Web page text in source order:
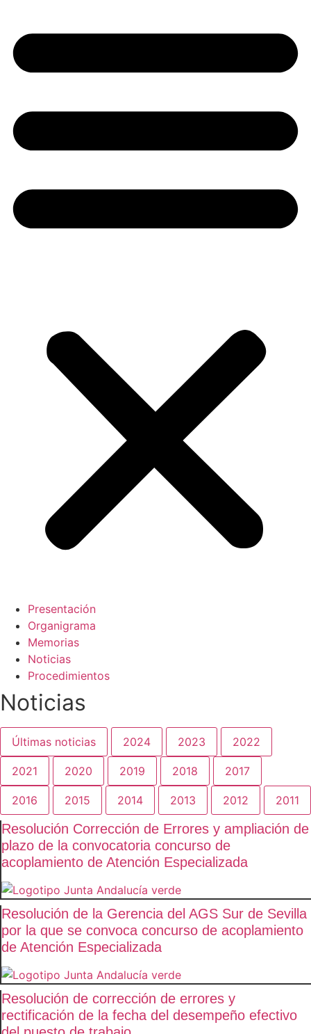
Presentación
Organigrama
Memorias
Noticias
Procedimientos
Noticias
Últimas noticias 2024 2023 2022
2021 2020 2019 2018 2017
2016 2015 2014 2013 2012 2011
Resolución Corrección de Errores y ampliación de
plazo de la convocatoria concurso de
acoplamiento de Atención Especializada
Resolución de la Gerencia del AGS Sur de Sevilla
por la que se convoca concurso de acoplamiento
de Atención Especializada
Resolución de corrección de errores y
rectificación de la fecha del desempeño efectivo